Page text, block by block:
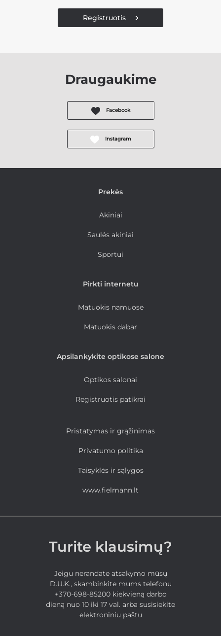
Registruotis
Draugaukime
Facebook
Instagram
Prekės
Akiniai
Saulės akiniai
Sportui
Pirkti internetu
Matuokis namuose
Matuokis dabar
Apsilankykite optikose salone
Optikos salonai
Registruotis patikrai
Pristatymas ir grąžinimas
Privatumo politika
Taisyklės ir sąlygos
www.fielmann.lt
Turite klausimų?
Jeigu nerandate atsakymo mūsų
D.U.K., skambinkite mums telefonu
+370-698-85200 kiekvieną darbo
dieną nuo 10 iki 17 val. arba susisiekite
elektroniniu paštu